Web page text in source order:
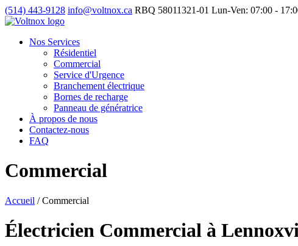
(514) 443-9128 info@voltnox.ca RBQ 58011321-01 Lun-Ven: 07:00 -
Nos Services
Résidentiel
Commercial
Service d'Urgence
Branchement électrique
Bornes de recharge
Panneau de génératrice
À propos de nous
Contactez-nous
FAQ
Commercial
Accueil / Commercial
Électricien Commercial à